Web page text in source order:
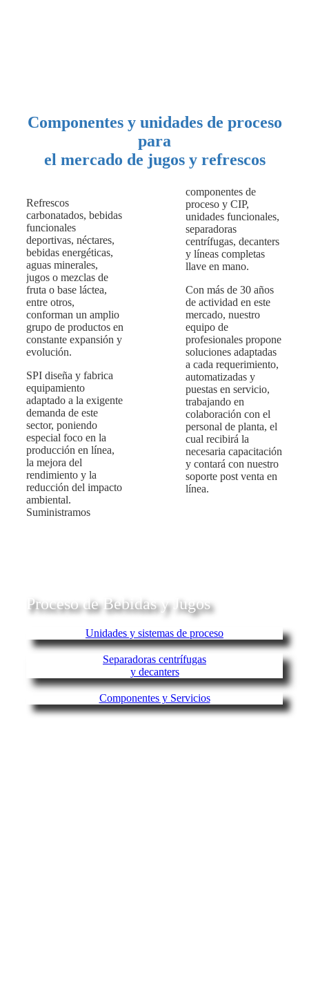
Componentes y unidades de proceso
para
el mercado de jugos y refrescos
Refrescos
carbonatados, bebidas
funcionales
deportivas, néctares,
bebidas energéticas,
aguas minerales,
jugos o mezclas de
fruta o base láctea,
entre otros,
conforman un amplio
grupo de productos en
constante expansión y
evolución.
SPI diseña y fabrica
equipamiento
adaptado a la exigente
demanda de este
sector, poniendo
especial foco en la
producción en línea,
la mejora del
rendimiento y la
reducción del impacto
ambiental.
Suministramos
componentes de
proceso y CIP,
unidades funcionales,
separadoras
centrífugas, decanters
y líneas completas
llave en mano.
Con más de 30 años
de actividad en este
mercado, nuestro
equipo de
profesionales propone
soluciones adaptadas
a cada requerimiento,
automatizadas y
puestas en servicio,
trabajando en
colaboración con el
personal de planta, el
cual recibirá la
necesaria capacitación
y contará con nuestro
soporte post venta en
línea.
Proceso de Bebidas y Jugos
Unidades y sistemas de proceso
Separadoras centrífugas
y decanters
Componentes y Servicios